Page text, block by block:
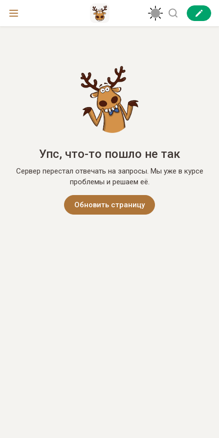
Упс, что-то пошло не так
Сервер перестал отвечать на запросы. Мы уже в курсе
проблемы и решаем её.
Обновить страницу